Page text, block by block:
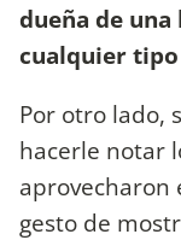
dueña de
cualquier
Por otro lado,
hacerle notar
aprovecharon
gesto de